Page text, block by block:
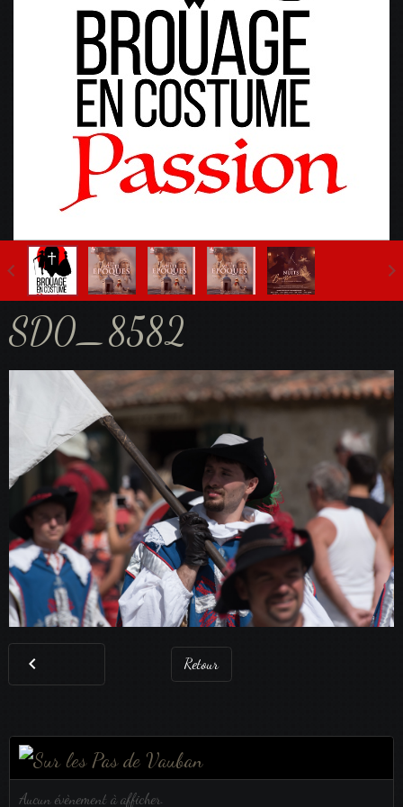
SD0_8582
Retour
Aucun évènement à afficher.